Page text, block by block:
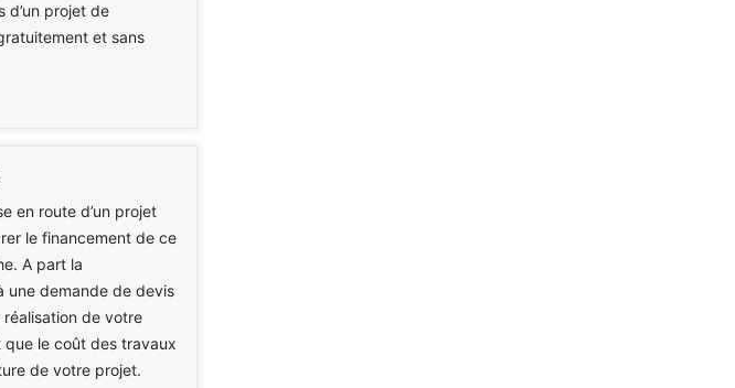
d’un projet de
et sans
en route d’un projet
le financement de ce
A part la
une demande de devis
de votre
que le coût des travaux
de votre projet.